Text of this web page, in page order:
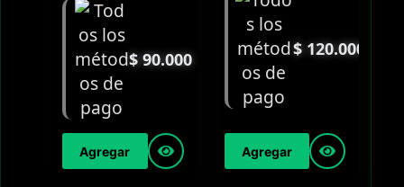
$90.000
Agregar
$120.000
Agregar